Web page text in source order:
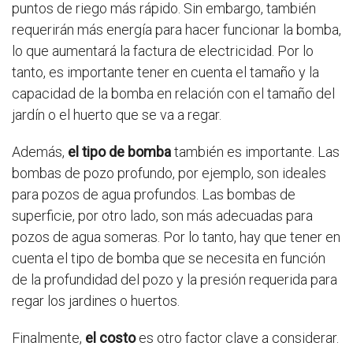
puntos de riego más rápido. Sin embargo, también
requerirán más energía para hacer funcionar la bomba,
lo que aumentará la factura de electricidad. Por lo
tanto, es importante tener en cuenta el tamaño y la
capacidad de la bomba en relación con el tamaño del
jardín o el huerto que se va a regar.
Además, el tipo de bombatambién es importante. Las
bombas de pozo profundo, por ejemplo, son ideales
para pozos de agua profundos. Las bombas de
superficie, por otro lado, son más adecuadas para
pozos de agua someras. Por lo tanto, hay que tener en
cuenta el tipo de bomba que se necesita en función
de la profundidad del pozo y la presión requerida para
regar los jardines o huertos.
Finalmente, el costoes otro factor clave a considerar.